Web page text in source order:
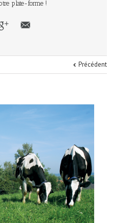
plate-forme !
Précédent